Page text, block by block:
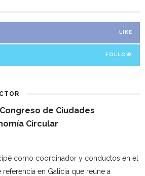
LIKE
FOLLOW
de Ciudades
Circular
como coordinador y conductos en el
en Galicia que reúne a